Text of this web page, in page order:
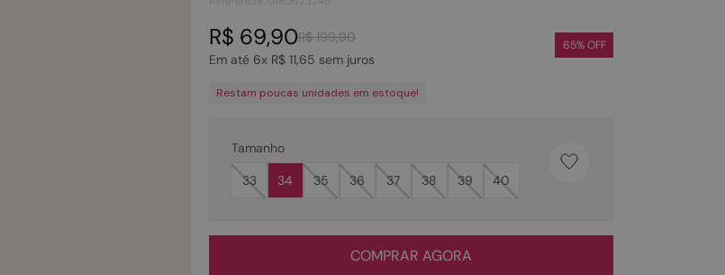
R$ 199,90
R$ 69,90
Em até 6x R$ 11,65 sem juros
65% OFF
Restam poucas unidades em estoque!
Tamanho
33
34 35 36 37 38 39 40
COMPRAR AGORA